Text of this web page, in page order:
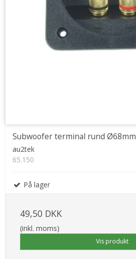
Subwoofer terminal rund Ø68mm
au2tek
65.150
På lager
49,50 DKK
(inkl. moms)
Vis produkt